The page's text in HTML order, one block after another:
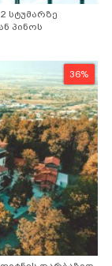
სტუმარზე
პინოს
36%